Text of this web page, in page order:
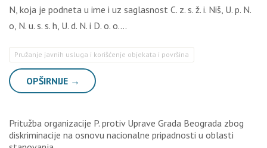
N, koja je podneta u ime i uz saglasnost C. z. s. ž. i. Niš, U. p. N.
o, N. u. s. s. h, U. d. N. i D. o. o….
Pružanje javnih usluga i korišćenje objekata i površina
OPŠIRNIJE →
Pritužba organizacije P. protiv Uprave Grada Beograda zbog
diskriminacije na osnovu nacionalne pripadnosti u oblasti